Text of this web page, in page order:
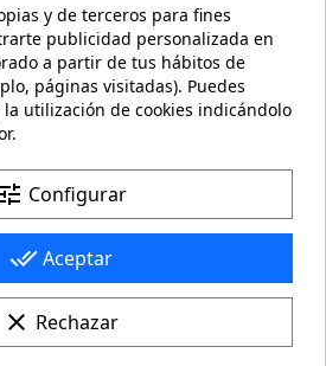
la tienda
y de terceros para fines
publicidad personalizada en
a partir de tus hábitos de
páginas visitadas). Puedes
utilización de cookies indicándolo
tune Configurar
done_all Aceptar
clear Rechazar